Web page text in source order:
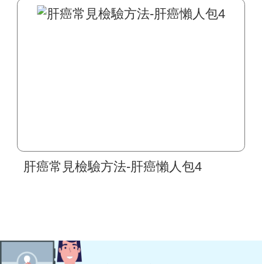
肝癌常見檢驗方法-肝癌懶人包4